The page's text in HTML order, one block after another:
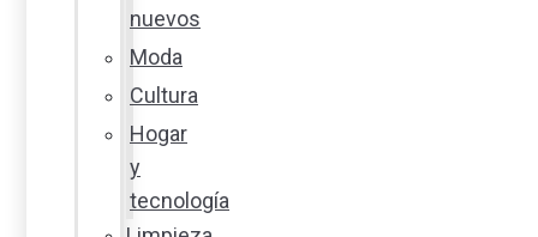
nuevos
Moda
Cultura
Hogar
y
tecnología